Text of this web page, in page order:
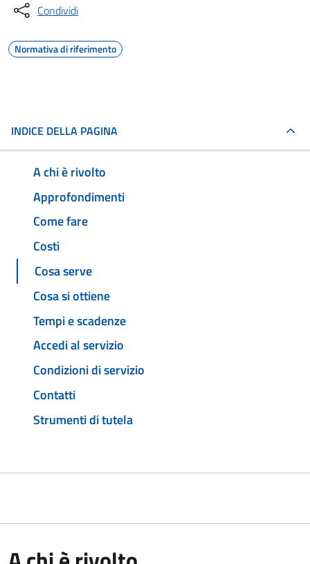
Condividi
Normativa di riferimento
INDICE DELLA PAGINA
A chi è rivolto
Approfondimenti
Come fare
Costi
Cosa serve
Cosa si ottiene
Tempi e scadenze
Accedi al servizio
Condizioni di servizio
Contatti
Strumenti di tutela